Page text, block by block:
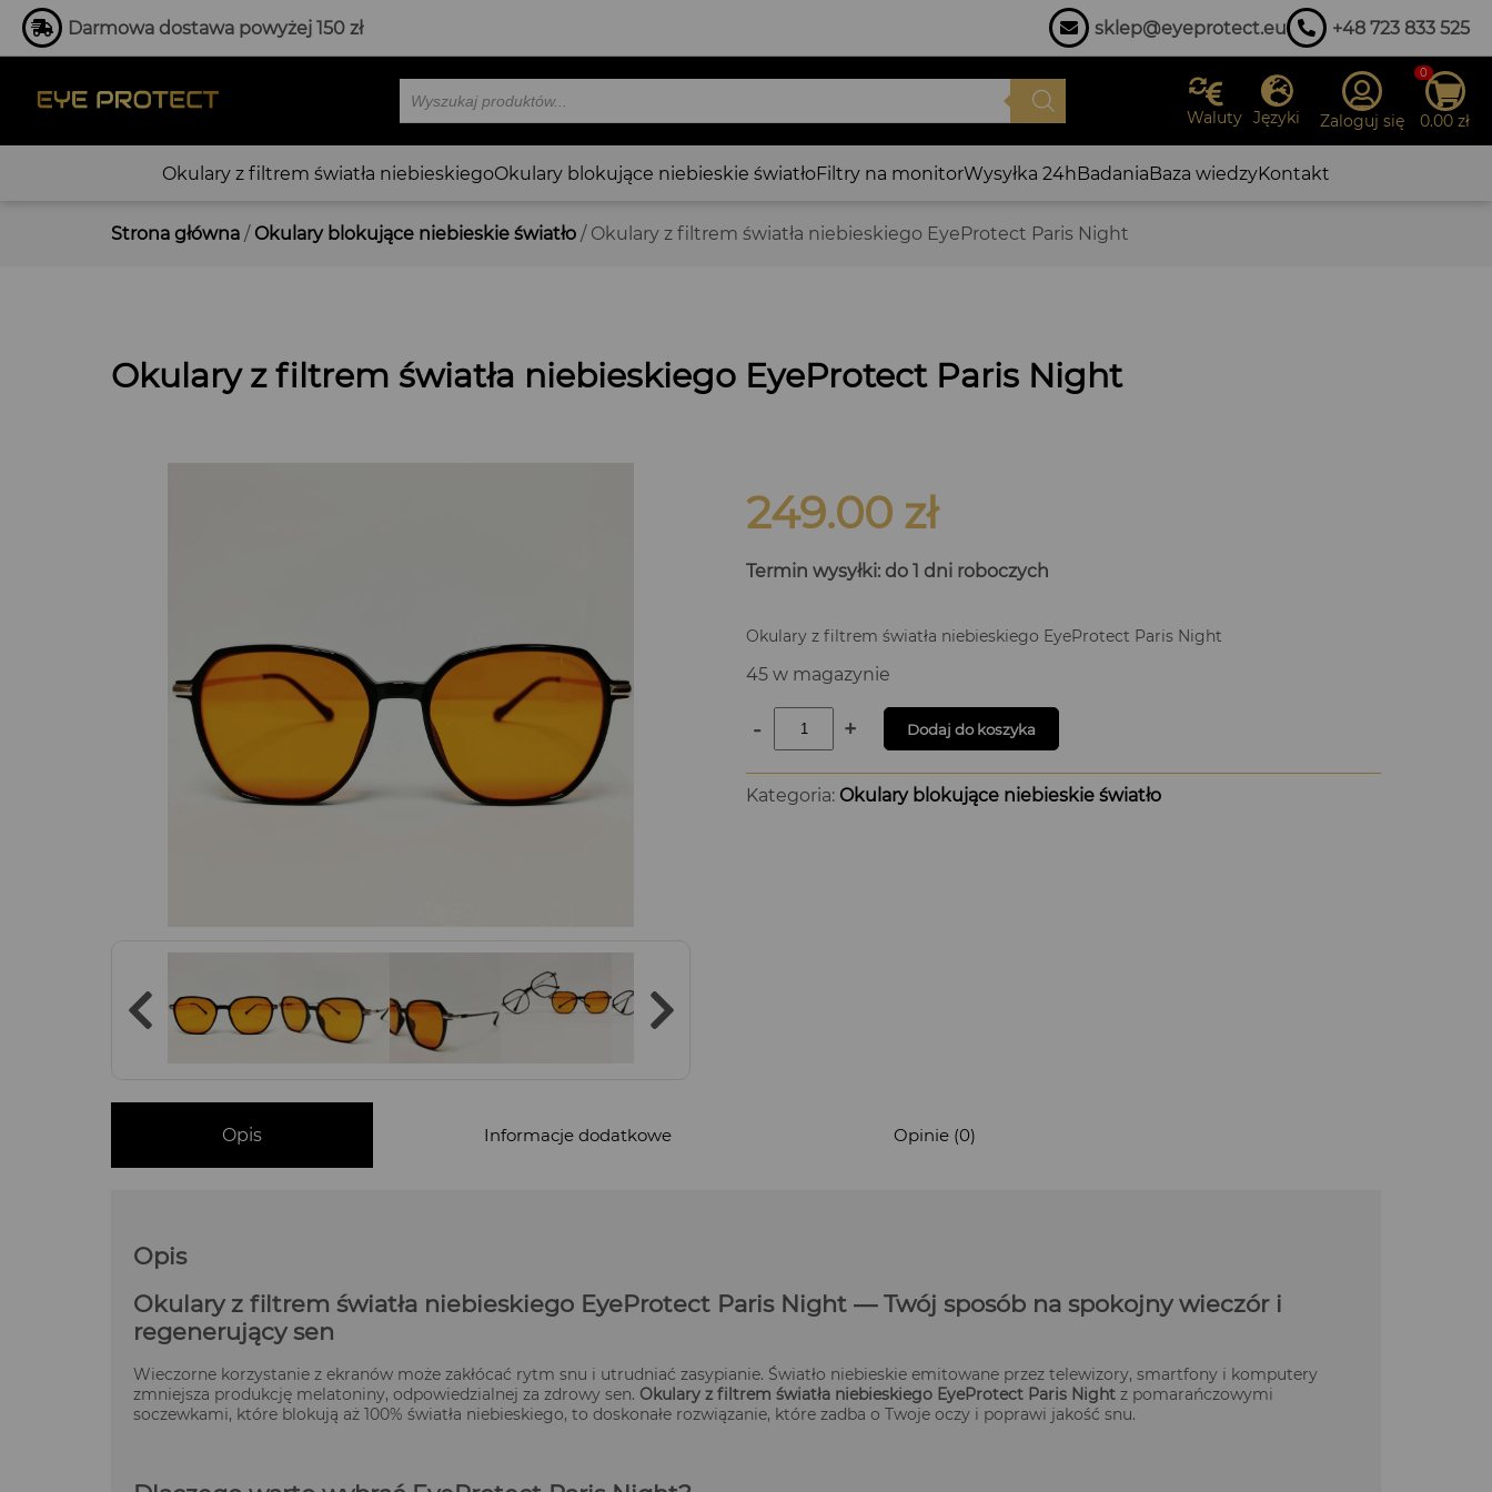
Darmowa dostawa powyżej 150 zł sklep@eyeprotect.eu +48 723 833 525
Wyszukiwarka
produktów
Waluty Języki Zaloguj się
0
0.00 zł
Okulary z filtrem światła niebieskiegoOkulary blokujące niebieskie światłoFiltry na monitorWysyłka 24hBadaniaBaza wiedzyKontakt
Strona główna / Okulary blokujące niebieskie światło / Okulary z filtrem światła niebieskiego EyeProtect Paris Night
Okulary z filtrem światła niebieskiego EyeProtect Paris Night
249.00 zł
Termin wysyłki: do 1 dni roboczych
Okulary z filtrem światła niebieskiego EyeProtect Paris Night
45 w magazynie
- + Dodaj do koszyka
Kategoria: Okulary blokujące niebieskie światło
Opis Informacje dodatkowe Opinie (0)
Opis
Okulary z filtrem światła niebieskiego EyeProtect Paris Night — Twój sposób na spokojny wieczór i
regenerujący sen
Wieczorne korzystanie z ekranów może zakłócać rytm snu i utrudniać zasypianie. Światło niebieskie emitowane przez telewizory, smartfony i komputery
zmniejsza produkcję melatoniny, odpowiedzialnej za zdrowy sen. Okulary z filtrem światła niebieskiego EyeProtect Paris Night z pomarańczowymi
soczewkami, które blokują aż 100% światła niebieskiego, to doskonałe rozwiązanie, które zadba o Twoje oczy i poprawi jakość snu.